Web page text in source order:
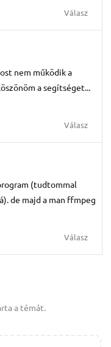
Válasz
nem működik a
a segítséget...
Válasz
(tudtommal
de majd a man ffmpeg
Válasz
a témát.